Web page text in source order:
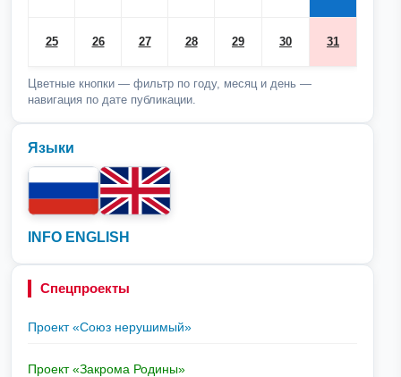
25 26 27 28 29 30 31
Цветные кнопки — фильтр по году, месяц и день —
навигация по дате публикации.
Языки
INFO ENGLISH
Спецпроекты
Проект «Союз нерушимый»
Проект «Закрома Родины»